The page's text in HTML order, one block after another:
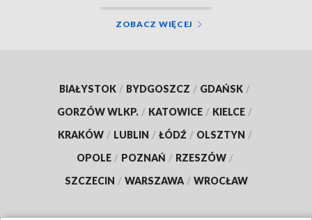
ZOBACZ WIĘCEJ
BIAŁYSTOK / BYDGOSZCZ / GDAŃSK /
GORZÓW WLKP. / KATOWICE / KIELCE /
KRAKÓW / LUBLIN / ŁÓDŹ / OLSZTYN /
OPOLE / POZNAŃ / RZESZÓW /
SZCZECIN / WARSZAWA / WROCŁAW